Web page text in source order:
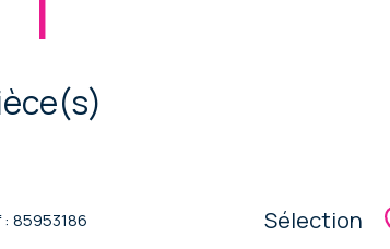
: 85953186 Sélection